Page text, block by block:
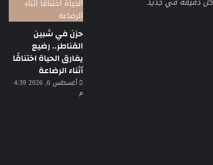
حزن في شبين
القناطر.. رضيع
يفارق الحياة اختناقًا
أثناء الرضاعة
أغسطس 6, 2026 4:39
م